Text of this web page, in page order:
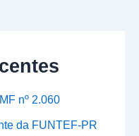
nº 2.060
da FUNTEF-PR